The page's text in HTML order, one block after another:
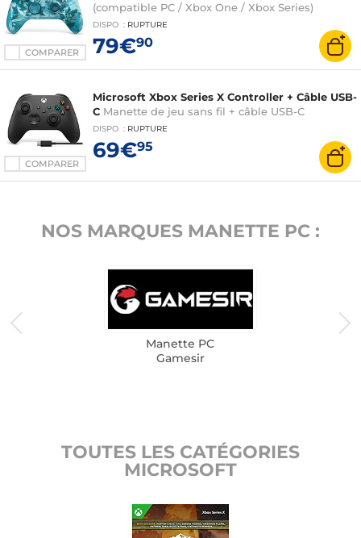
COMPARER
(compatible PC / Xbox One / Xbox Series)
DISPO : RUPTURE
79€90
COMPARER
Microsoft Xbox Series X Controller + Câble USB-
C Manette de jeu sans fil + câble USB-C
DISPO : RUPTURE
69€95
NOS MARQUES MANETTE PC :
Manette PC
Gamesir
TOUTES LES CATÉGORIES
MICROSOFT